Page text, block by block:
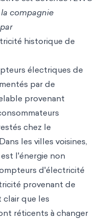
compagnie
historique de
électriques de
par de
provenant
chez le
les villes voisines,
l'énergie non
d'électricité
provenant de
clair que les
réticents à changer